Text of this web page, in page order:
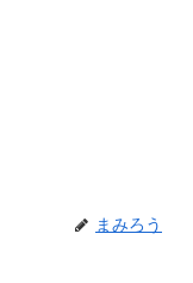
まみろう